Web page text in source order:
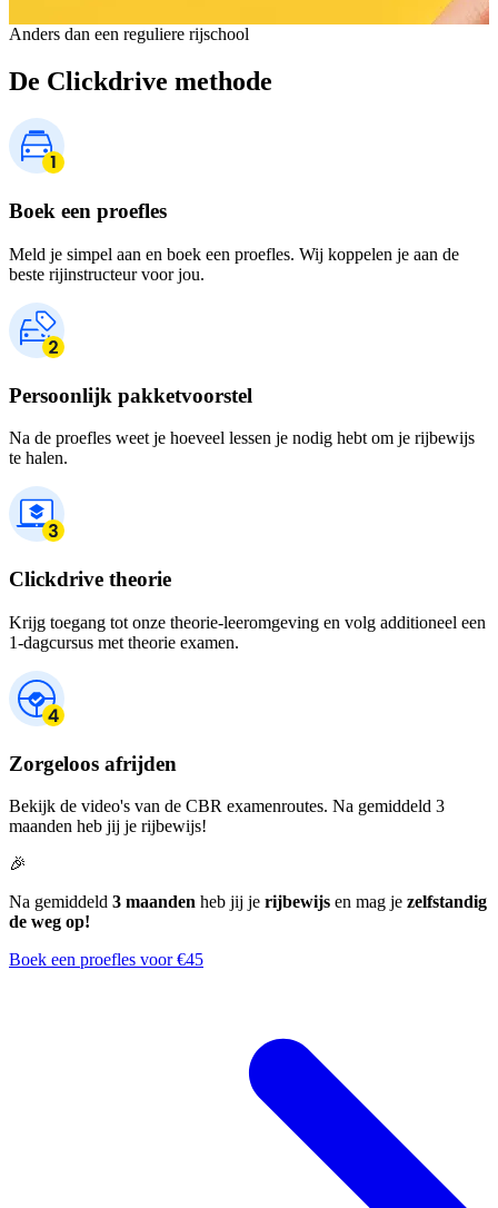
Anders dan een reguliere rijschool
De Clickdrive methode
Boek een proefles
Meld je simpel aan en boek een proefles. Wij koppelen je aan de
beste rijinstructeur voor jou.
Persoonlijk pakketvoorstel
Na de proefles weet je hoeveel lessen je nodig hebt om je rijbewijs
te halen.
Clickdrive theorie
Krijg toegang tot onze theorie-leeromgeving en volg additioneel een
1-dagcursus met theorie examen.
Zorgeloos afrijden
Bekijk de video's van de CBR examenroutes. Na gemiddeld 3
maanden heb jij je rijbewijs!
🎉
Na gemiddeld 3 maanden heb jij je rijbewijs en mag je zelfstandig
de weg op!
Boek een proefles voor €45